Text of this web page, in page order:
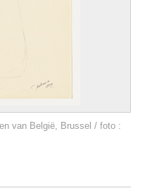
van België, Brussel / foto :